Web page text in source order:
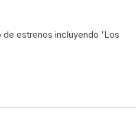
de estrenos incluyendo 'Los